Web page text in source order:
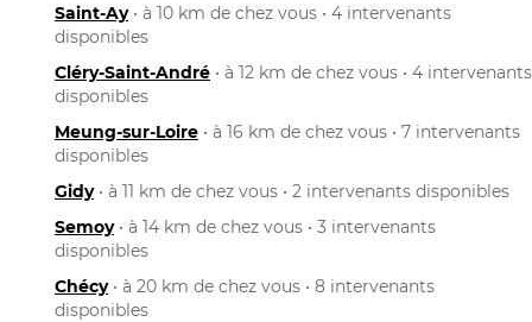
Saint-Ay• à 10 km de chez vous • 4 intervenants
disponibles
Cléry-Saint-André • à 12 km de chez vous • 4 intervenants
disponibles
Meung-sur-Loire • à 16 km de chez vous • 7 intervenants
disponibles
Gidy• à 11 km de chez vous • 2 intervenants disponibles
Semoy• à 14 km de chez vous • 3 intervenants
disponibles
Chécy• à 20 km de chez vous • 8 intervenants
disponibles